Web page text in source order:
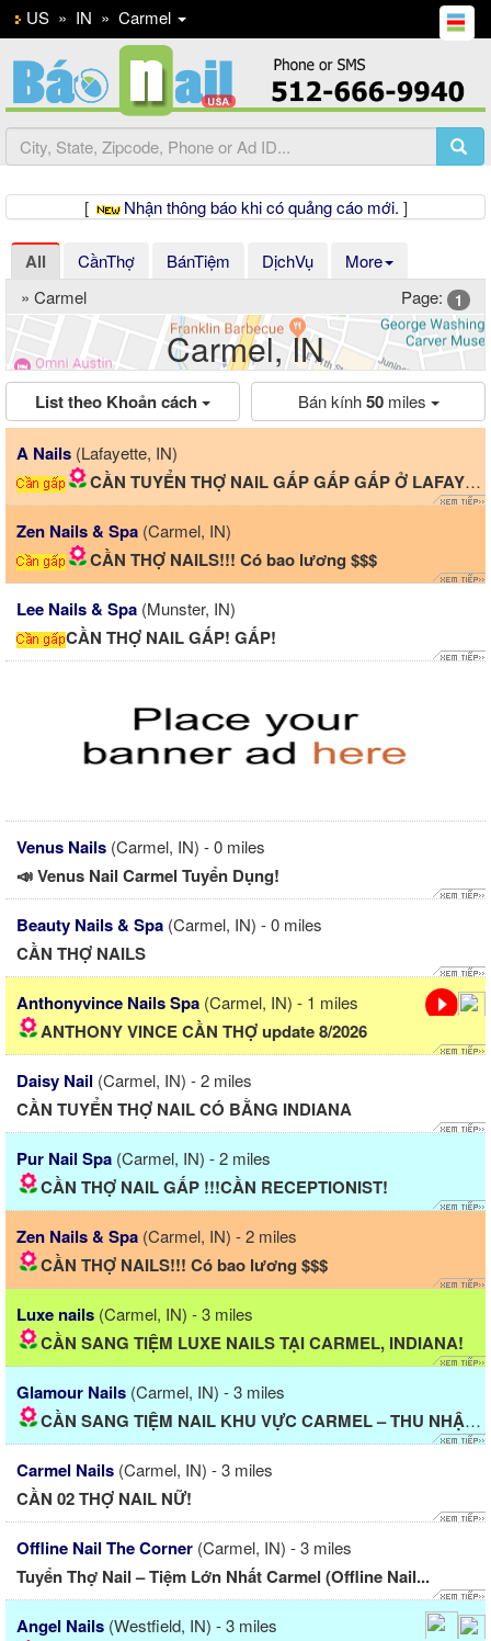
US » IN » Carmel
[ Nhận thông báo khi có quảng cáo mới. ]
All CầnThợ BánTiệm DịchVụ
More
» Carmel
Page: 1
Carmel, IN
List theo Khoản cách Bán kính50miles
A Nails (Lafayette, IN)
CẦN TUYỂN THỢ NAIL GẤP GẤP GẤP Ở LAFAYETTE, IN!
Zen Nails & Spa (Carmel, IN)
CẦN THỢ NAILS!!! Có bao lương $$$
Lee Nails & Spa (Munster, IN)
CẦN THỢ NAIL GẤP! GẤP!
Venus Nails (Carmel, IN) - 0 miles
📣 Venus Nail Carmel Tuyển Dụng!
Beauty Nails & Spa (Carmel, IN) - 0 miles
CẦN THỢ NAILS
Anthonyvince Nails Spa (Carmel, IN) - 1 miles
ANTHONY VINCE CẦN THỢ update 8/2026
Daisy Nail (Carmel, IN) - 2 miles
CẦN TUYỂN THỢ NAIL CÓ BẰNG INDIANA
Pur Nail Spa (Carmel, IN) - 2 miles
CẦN THỢ NAIL GẤP !!!CẦN RECEPTIONIST!
Zen Nails & Spa (Carmel, IN) - 2 miles
CẦN THỢ NAILS!!! Có bao lương $$$
Luxe nails (Carmel, IN) - 3 miles
CẦN SANG TIỆM LUXE NAILS TẠI CARMEL, INDIANA!
Glamour Nails (Carmel, IN) - 3 miles
CẦN SANG TIỆM NAIL KHU VỰC CARMEL – THU NHẬP CAO
Carmel Nails (Carmel, IN) - 3 miles
CẦN 02 THỢ NAIL NỮ!
Offline Nail The Corner (Carmel, IN) - 3 miles
Tuyển Thợ Nail – Tiệm Lớn Nhất Carmel (Offline Nail...
Angel Nails (Westfield, IN) - 3 miles